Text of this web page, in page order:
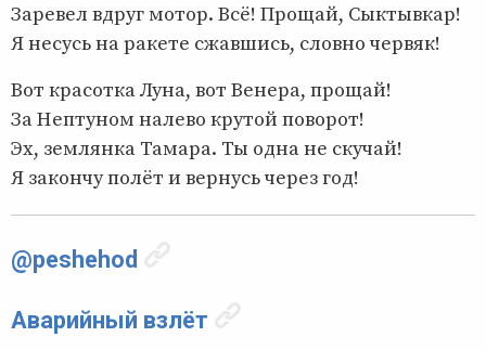
Заревел вдруг мотор. Всё! Прощай, Сыктывкар!
Я несусь на ракете сжавшись, словно червяк!
Вот красотка Луна, вот Венера, прощай!
За Нептуном налево крутой поворот!
Эх, землянка Тамара. Ты одна не скучай!
Я закончу полёт и вернусь через год!
@peshehod
Аварийный взлёт